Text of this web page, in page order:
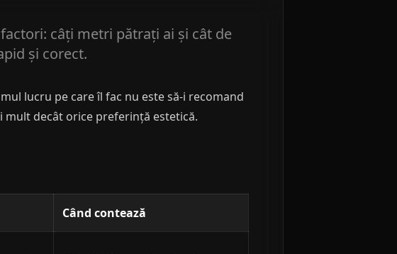
câți metri pătrați ai și cât de
și corect.
lucru pe care îl fac nu este să-i recomand
decât orice preferință estetică.
Când contează